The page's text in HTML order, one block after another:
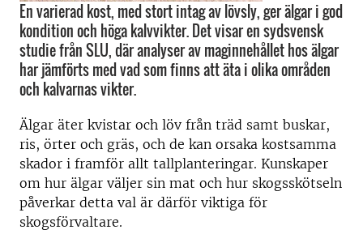
En varierad kost, med stort intag av lövsly, ger älgar i god
kondition och höga kalvvikter. Det visar en sydsvensk
studie från SLU, där analyser av maginnehållet hos älgar
har jämförts med vad som finns att äta i olika områden
och kalvarnas vikter.
Älgar äter kvistar och löv från träd samt buskar,
ris, örter och gräs, och de kan orsaka kostsamma
skador i framför allt tallplanteringar. Kunskaper
om hur älgar väljer sin mat och hur skogsskötseln
påverkar detta val är därför viktiga för
skogsförvaltare.